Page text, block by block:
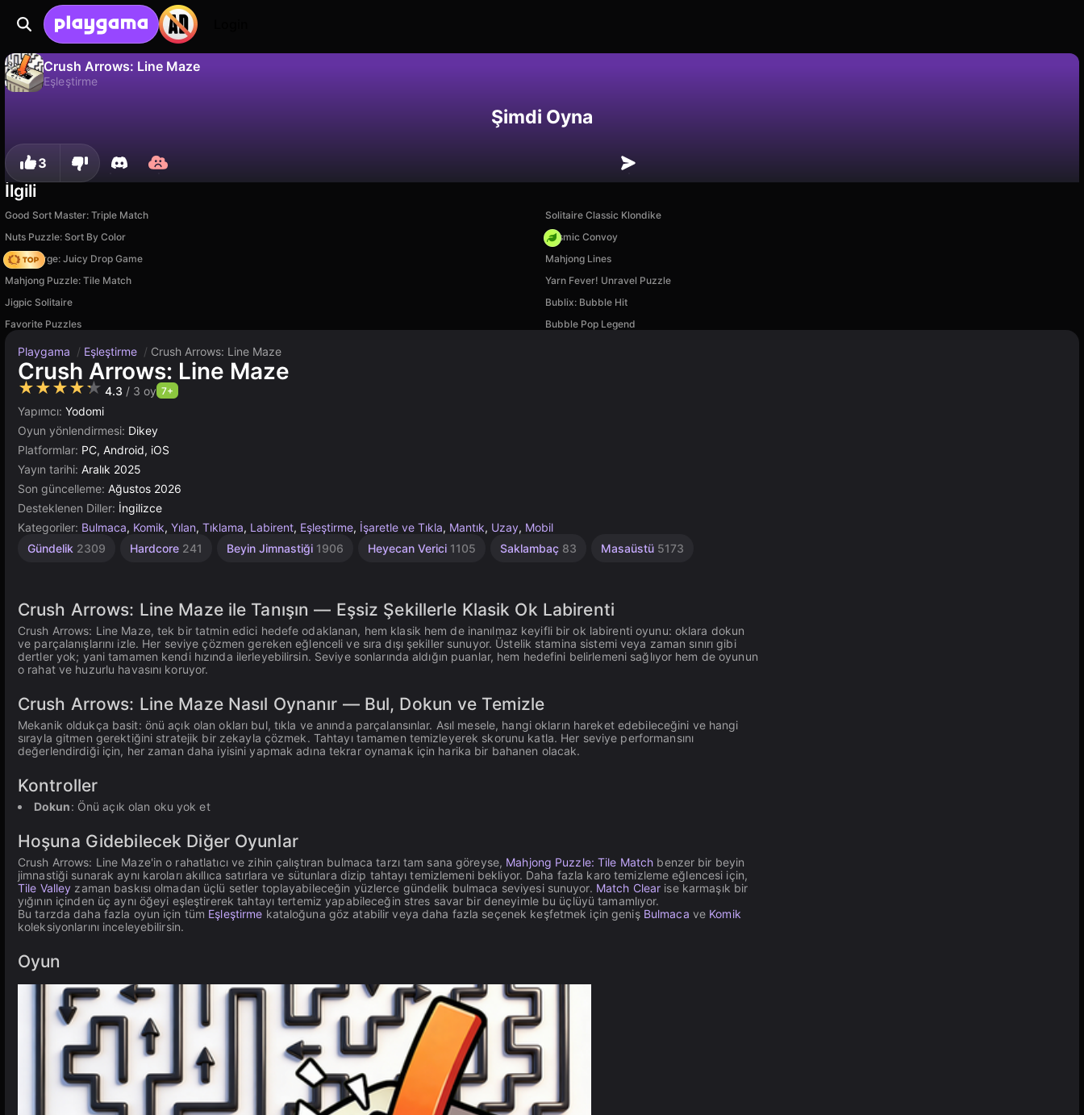
Crush Arrows: Line Maze
Eşleştirme
Şimdi Oyna
3
İlgili
Good Sort Master: Triple Match
Solitaire Classic Klondike
Nuts Puzzle: Sort By Color
Cosmic Convoy
Fruit Merge: Juicy Drop Game
Mahjong Lines
Mahjong Puzzle: Tile Match
Yarn Fever! Unravel Puzzle
Jigpic Solitaire
Bublix: Bubble Hit
Favorite Puzzles
Bubble Pop Legend
Playgama / Eşleştirme / Crush Arrows: Line Maze
Crush Arrows: Line Maze
★★★★★ 4.3 / 3 oy 7+
Yapımcı: Yodomi
Oyun yönlendirmesi: Dikey
Platformlar: PC, Android, iOS
Yayın tarihi: Aralık 2025
Son güncelleme: Ağustos 2026
Desteklenen Diller: İngilizce
Kategoriler: Bulmaca, Komik, Yılan, Tıklama, Labirent, Eşleştirme, İşaretle ve Tıkla, Mantık, Uzay, Mobil
Gündelik 2309 Hardcore 241 Beyin Jimnastiği 1906 Heyecan Verici 1105 Saklambaç 83 Masaüstü 5173
1
Geometri
Basit
Durak
Crush Arrows: Line Maze ile Tanışın — Eşsiz Şekillerle Klasik Ok Labirenti
Crush Arrows: Line Maze, tek bir tatmin edici hedefe odaklanan, hem klasik hem de inanılmaz keyifli bir ok labirenti oyunu: oklara dokun
ve parçalanışlarını izle. Her seviye çözmen gereken eğlenceli ve sıra dışı şekiller sunuyor. Üstelik stamina sistemi veya zaman sınırı gibi
dertler yok; yani tamamen kendi hızında ilerleyebilirsin. Seviye sonlarında aldığın puanlar, hem hedefini belirlemeni sağlıyor hem de oyunun
o rahat ve huzurlu havasını koruyor.
Crush Arrows: Line Maze Nasıl Oynanır — Bul, Dokun ve Temizle
Mekanik oldukça basit: önü açık olan okları bul, tıkla ve anında parçalansınlar. Asıl mesele, hangi okların hareket edebileceğini ve hangi
sırayla gitmen gerektiğini stratejik bir zekayla çözmek. Tahtayı tamamen temizleyerek skorunu katla. Her seviye performansını
değerlendirdiği için, her zaman daha iyisini yapmak adına tekrar oynamak için harika bir bahanen olacak.
Kontroller
Dokun: Önü açık olan oku yok et
Hoşuna Gidebilecek Diğer Oyunlar
Crush Arrows: Line Maze'in o rahatlatıcı ve zihin çalıştıran bulmaca tarzı tam sana göreyse, Mahjong Puzzle: Tile Match benzer bir beyin
jimnastiği sunarak aynı karoları akıllıca satırlara ve sütunlara dizip tahtayı temizlemeni bekliyor. Daha fazla karo temizleme eğlencesi için,
Tile Valley zaman baskısı olmadan üçlü setler toplayabileceğin yüzlerce gündelik bulmaca seviyesi sunuyor. Match Clear ise karmaşık bir
yığının içinden üç aynı öğeyi eşleştirerek tahtayı tertemiz yapabileceğin stres savar bir deneyimle bu üçlüyü tamamlıyor.
Bu tarzda daha fazla oyun için tüm Eşleştirme kataloğuna göz atabilir veya daha fazla seçenek keşfetmek için geniş Bulmaca ve Komik
koleksiyonlarını inceleyebilirsin.
Oyun